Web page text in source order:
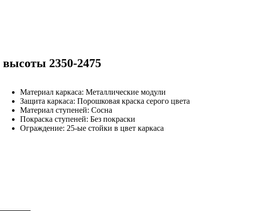
2350-2475
Материал каркаса: Металлические модули
Защита каркаса: Порошковая краска серого цвета
Материал ступеней: Сосна
Покраска ступеней: Без покраски
Ограждение: 25-ые стойки в цвет каркаса